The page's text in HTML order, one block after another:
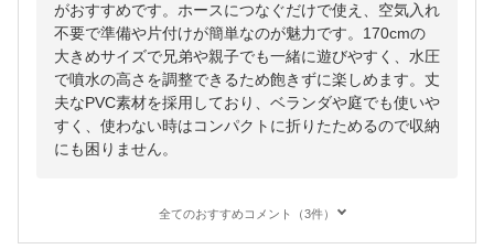
がおすすめです。ホースにつなぐだけで使え、空気入れ
不要で準備や片付けが簡単なのが魅力です。170cmの
大きめサイズで兄弟や親子でも一緒に遊びやすく、水圧
で噴水の高さを調整できるため飽きずに楽しめます。丈
夫なPVC素材を採用しており、ベランダや庭でも使いや
すく、使わない時はコンパクトに折りたためるので収納
にも困りません。
全てのおすすめコメント（3件）